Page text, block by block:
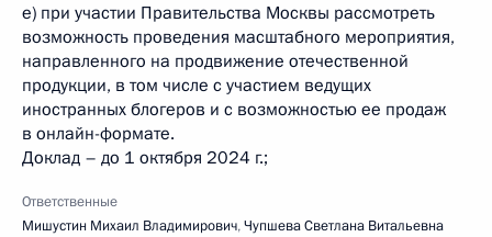
е) при участии Правительства Москвы рассмотреть
возможность проведения масштабного мероприятия,
направленного на продвижение отечественной
продукции, в том числе с участием ведущих
иностранных блогеров и с возможностью ее продаж
в онлайн-формате.
Доклад – до 1 октября 2024 г.;
Ответственные
Мишустин Михаил Владимирович,Чупшева Светлана Витальевна